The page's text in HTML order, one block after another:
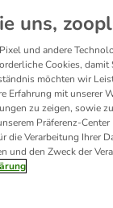
ihrem natürlichen
und sind ein
Katze!
uns,
und andere
Cookies,
möchten wir
Erfahrung mit unserer
zu zeigen, sowie
Präferenz-
die Verarbeitung Ihrer
und den Zweck der